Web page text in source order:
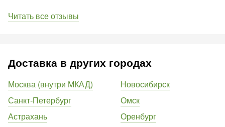
Читать все отзывы
Доставка в других городах
Москва (внутри МКАД)
Санкт-Петербург
Астрахань
Новосибирск
Омск
Оренбург